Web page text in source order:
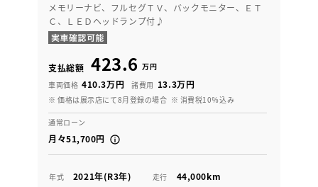
メモリーナビ、フルセグＴＶ、バックモニター、ＥＴ
Ｃ、ＬＥＤヘッドランプ付♪
支払総額 423.6 万円
車両価格 410.3万円 諸費用 13.3万円
※ 価格は展示店にて8月登録の場合 ※ 消費税10％込み
通常ローン
月々51,700円
年式 2021年(R3年) 走行 44,000km